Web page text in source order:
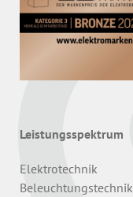
Leistungsspektrum
Elektrotechnik
Beleuchtungstechnik